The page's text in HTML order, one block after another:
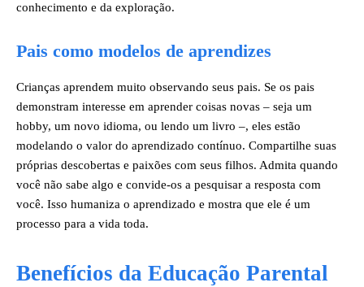
conhecimento e da exploração.
Pais como modelos de aprendizes
Crianças aprendem muito observando seus pais. Se os pais
demonstram interesse em aprender coisas novas – seja um
hobby, um novo idioma, ou lendo um livro –, eles estão
modelando o valor do aprendizado contínuo. Compartilhe suas
próprias descobertas e paixões com seus filhos. Admita quando
você não sabe algo e convide-os a pesquisar a resposta com
você. Isso humaniza o aprendizado e mostra que ele é um
processo para a vida toda.
Benefícios da Educação Parental